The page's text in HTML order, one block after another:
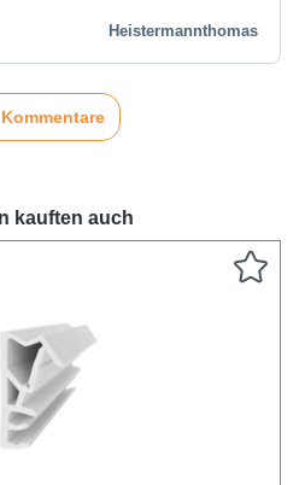
Heistermannthomas
kauften auch